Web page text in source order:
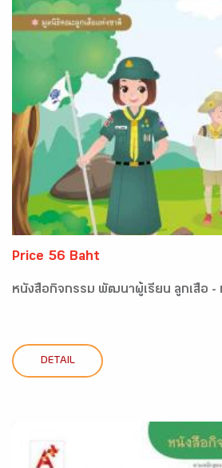
Price 56 Baht
หนังสือกิจกรรม พัฒนาผู้เรียน ลูกเสือ -
DETAIL